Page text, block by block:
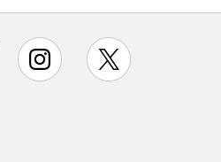
instagram